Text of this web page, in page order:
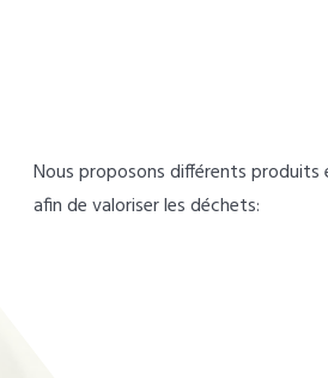
Nous proposons différents produits
afin de valoriser les déchets: